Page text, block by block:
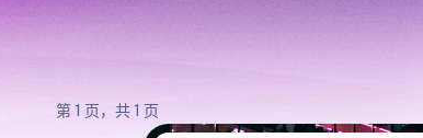
第 1 页，共 1 页